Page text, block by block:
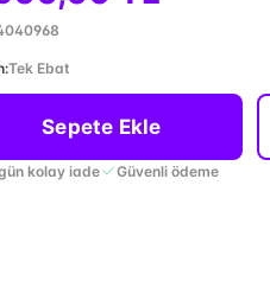
:Tek Ebat
Sepete Ekle
kolay iade Güvenli ödeme